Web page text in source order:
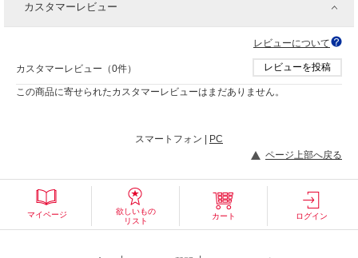
カスタマーレビュー
レビューについて
カスタマーレビュー（0件） レビューを投稿
この商品に寄せられたカスタマーレビューはまだありません。
スマートフォン |
PC
ページ上部へ戻る
マイページ
欲しいもの
リスト
カート ログイン